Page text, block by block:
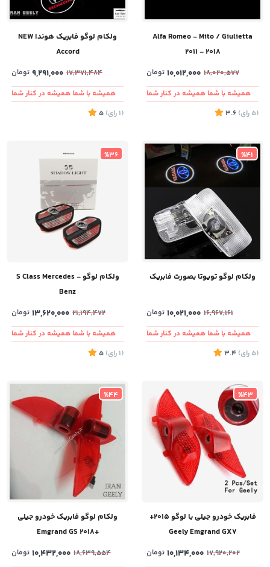
Alfa Romeo - Mito / Giulietta
2011 - 2018
18,020,577
10,012,000 تومان
همیشه با شما همیشه در کنار شما
(5
رای)
3.6
ولکام لوگو فابریک هوندا NEW
Accord
17,371,484
9,291,000 تومان
همیشه با شما همیشه در کنار شما
(1 رای)
5
%41
ولکام لوگو تویوتا بصورت فابریک
16,967,161
10,021,000 تومان
همیشه با شما همیشه در کنار شما
(5
رای)
3.4
%36
ولکام لوگو - S Class Mercedes
Benz
21,194,472
13,620,000 تومان
همیشه با شما همیشه در کنار شما
(1 رای)
5
%43
فابریک خودرو جیلی با لوگو 2015+
Geely Emgrand GX7
17,920,202
10,134,000 تومان
%44
ولکام لوگو فابریک خودرو جیلی
+2018 Emgrand GS
18,639,554
10,432,000 تومان